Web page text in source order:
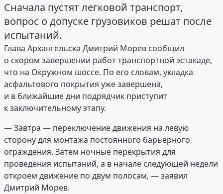
Сначала пустят легковой транспорт,
вопрос о допуске грузовиков решат после
испытаний.
Глава Архангельска Дмитрий Морев сообщил
о скором завершении работ транспортной эстакаде,
что на Окружном шоссе. По его словам, укладка
асфальтового покрытия уже завершена,
и в ближайшие дни подрядчик приступит
к заключительному этапу.
— Завтра — переключение движения на левую
сторону для монтажа постоянного барьерного
ограждения. Затем ночные перекрытия для
проведения испытаний, а в начале следующей недели
откроем движение по двум полосам, — заявил
Дмитрий Морев.